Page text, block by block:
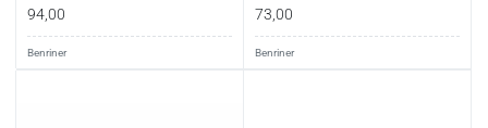
94,00
Benriner
73,00
Benriner